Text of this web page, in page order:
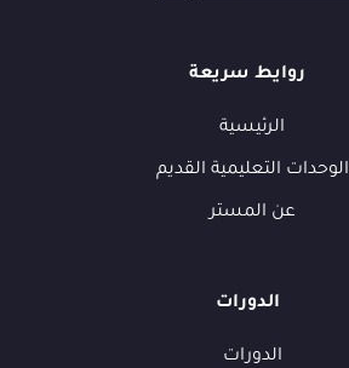
روايط سريعة
الرئيسية
الوحدات التعليمية القديم
عن المستر
الدورات
الدورات